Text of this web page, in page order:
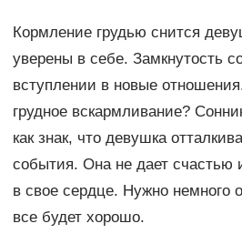
Кормление грудью снится
уверены в себе. Замкнутость
вступлении в новые
грудное вскармливание?
как знак, что девушка
события. Она не дает счастью
в свое сердце. Нужно немного
все будет хорошо.